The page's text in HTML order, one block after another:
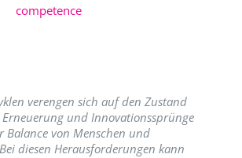
competence
verengen sich auf den Zustand
und Innovationssprünge
Balance von Menschen und
diesen Herausforderungen kann